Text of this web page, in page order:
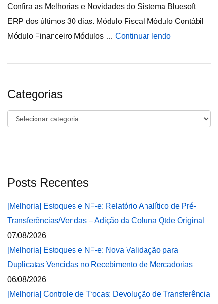
Confira as Melhorias e Novidades do Sistema Bluesoft
ERP dos últimos 30 dias. Módulo Fiscal Módulo Contábil
Módulo Financeiro Módulos … Continuar lendo
Categorias
Categorias
Posts Recentes
[Melhoria] Estoques e NF-e: Relatório Analítico de Pré-
Transferências/Vendas – Adição da Coluna Qtde Original
07/08/2026
[Melhoria] Estoques e NF-e: Nova Validação para
Duplicatas Vencidas no Recebimento de Mercadorias
06/08/2026
[Melhoria] Controle de Trocas: Devolução de Transferência